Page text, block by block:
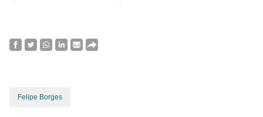
Felipe Borges